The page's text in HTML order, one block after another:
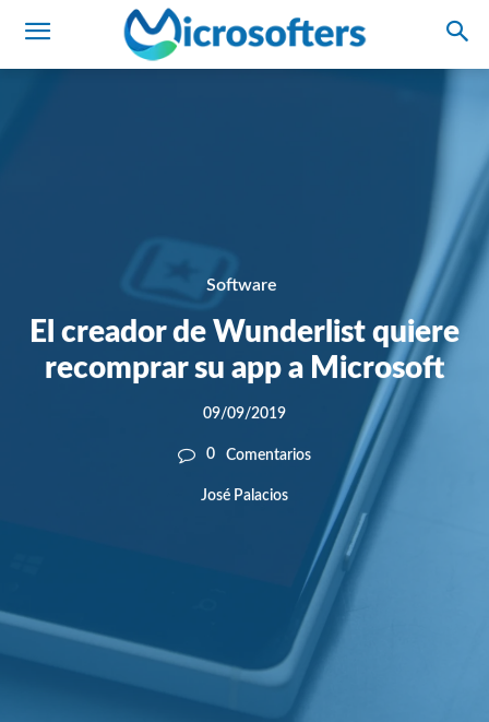
Software
El creador de Wunderlist quiere
recomprar su app a Microsoft
09/09/2019
0 Comentarios
José Palacios